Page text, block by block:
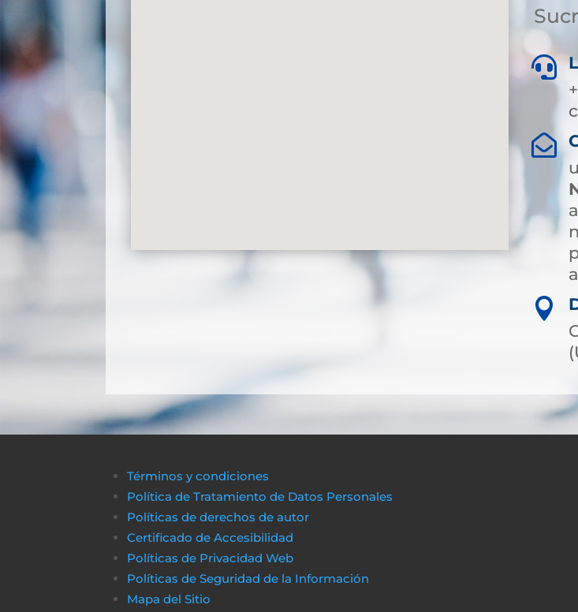



Términos y condiciones
Política de Tratamiento de Datos Personales
Políticas de derechos de autor
Certificado de Accesibilidad
Políticas de Privacidad Web
Políticas de Seguridad de la Información
Mapa del Sitio